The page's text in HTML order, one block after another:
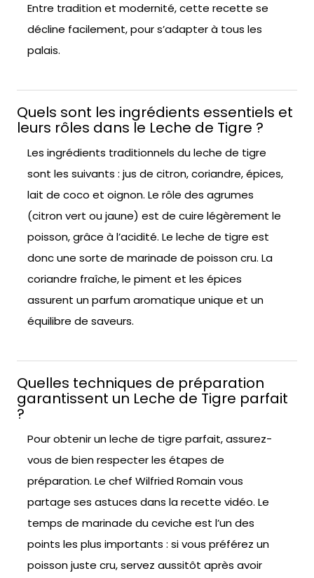
Entre tradition et modernité, cette recette se
décline facilement, pour s’adapter à tous les
palais.
Quels sont les ingrédients essentiels et
leurs rôles dans le Leche de Tigre ?
Les ingrédients traditionnels du leche de tigre
sont les suivants : jus de citron, coriandre, épices,
lait de coco et oignon. Le rôle des agrumes
(citron vert ou jaune) est de cuire légèrement le
poisson, grâce à l’acidité. Le leche de tigre est
donc une sorte de marinade de poisson cru. La
coriandre fraîche, le piment et les épices
assurent un parfum aromatique unique et un
équilibre de saveurs.
Quelles techniques de préparation
garantissent un Leche de Tigre parfait
?
Pour obtenir un leche de tigre parfait, assurez-
vous de bien respecter les étapes de
préparation. Le chef Wilfried Romain vous
partage ses astuces dans la recette vidéo. Le
temps de marinade du ceviche est l’un des
points les plus importants : si vous préférez un
poisson juste cru, servez aussitôt après avoir